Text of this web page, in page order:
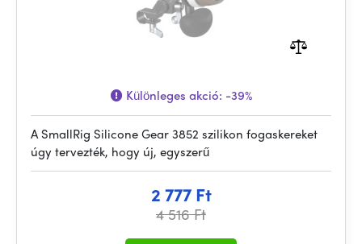
Különleges akció: -39%
A SmallRig Silicone Gear 3852 szilikon fogaskereket
úgy tervezték, hogy új, egyszerű
2 777 Ft
4 516 Ft